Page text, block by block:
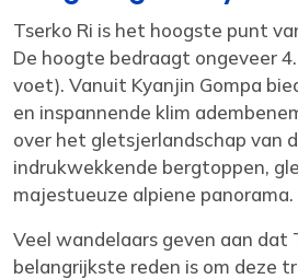
Tserko Ri is het hoogste punt
De hoogte bedraagt ongeveer
voet). Vanuit Kyanjin Gompa
en inspannende klim
over het gletsjerlandschap van
indrukwekkende bergtoppen,
majestueuze alpiene panorama.
Veel wandelaars geven aan dat
belangrijkste reden is om deze